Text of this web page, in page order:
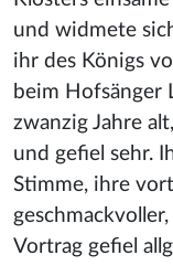
und widmete
ihr des Königs
beim Hofsänger
zwanzig Jahre
und gefiel sehr.
Stimme, ihre
Vortrag gefiel